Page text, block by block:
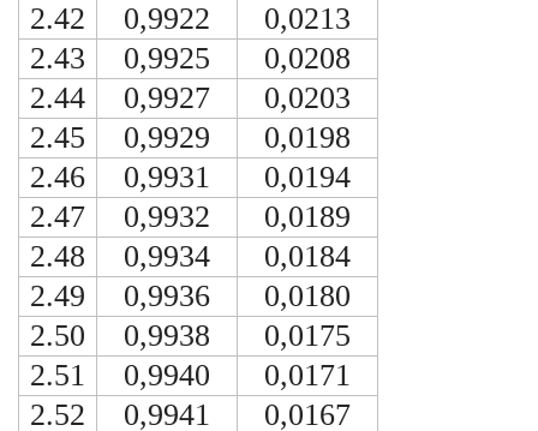
2.42
0,9922
0,0213
2.43
0,9925
0,0208
2.44
0,9927
0,0203
2.45
0,9929
0,0198
2.46
0,9931
0,0194
2.47
0,9932
0,0189
2.48
0,9934
0,0184
2.49
0,9936
0,0180
2.50
0,9938
0,0175
2.51
0,9940
0,0171
2.52
0,9941
0,0167